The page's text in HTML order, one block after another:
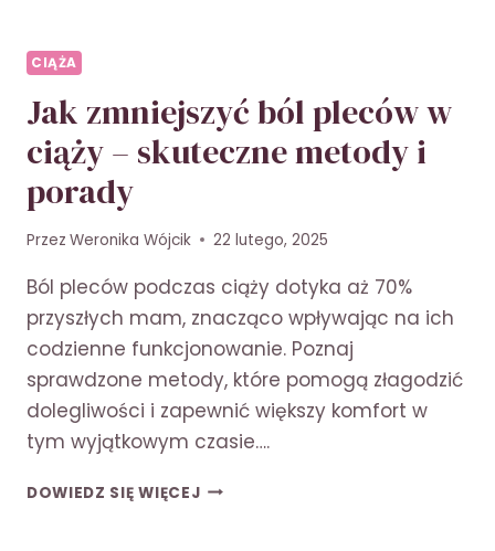
CIĄŻA
Jak zmniejszyć ból pleców w
ciąży – skuteczne metody i
porady
Przez Weronika Wójcik 22 lutego, 2025
Ból pleców podczas ciąży dotyka aż 70%
przyszłych mam, znacząco wpływając na ich
codzienne funkcjonowanie. Poznaj
sprawdzone metody, które pomogą złagodzić
dolegliwości i zapewnić większy komfort w
tym wyjątkowym czasie….
DOWIEDZ SIĘ WIĘCEJJAK